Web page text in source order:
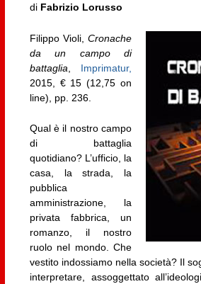
di Fabrizio Lorusso
Filippo Violi,Cronache
da un campo di
battaglia
Imprimatur,
2015, € 15 (12,75 on
line), pp. 236.
Qual è il nostro campo
di battaglia
quotidiano? L’ufficio, la
casa, la strada, la
pubblica
amministrazione, la
privata fabbrica, un
romanzo, il nostro
ruolo nel mondo. Che
vestito indossiamo nella società? Il
interpretare, assoggettato